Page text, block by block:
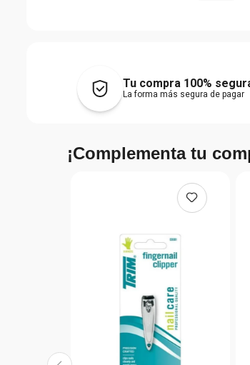
Tu compra 100%
La forma más segura de pagar
¡Complementa tu